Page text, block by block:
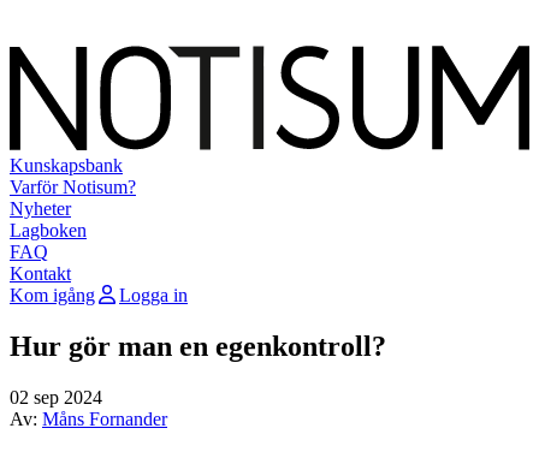
Kunskapsbank
Varför Notisum?
Nyheter
Lagboken
FAQ
Kontakt
Kom igång
Logga in
Hur gör man en egenkontroll?
02 sep 2024
Av: Måns Fornander